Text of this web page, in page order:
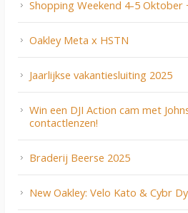
Shopping Weekend 4-5 Oktober
Oakley Meta x HSTN
Jaarlijkse vakantiesluiting 2025
Win een DJI Action cam met
contactlenzen!
Braderij Beerse 2025
New Oakley: Velo Kato & Cybr